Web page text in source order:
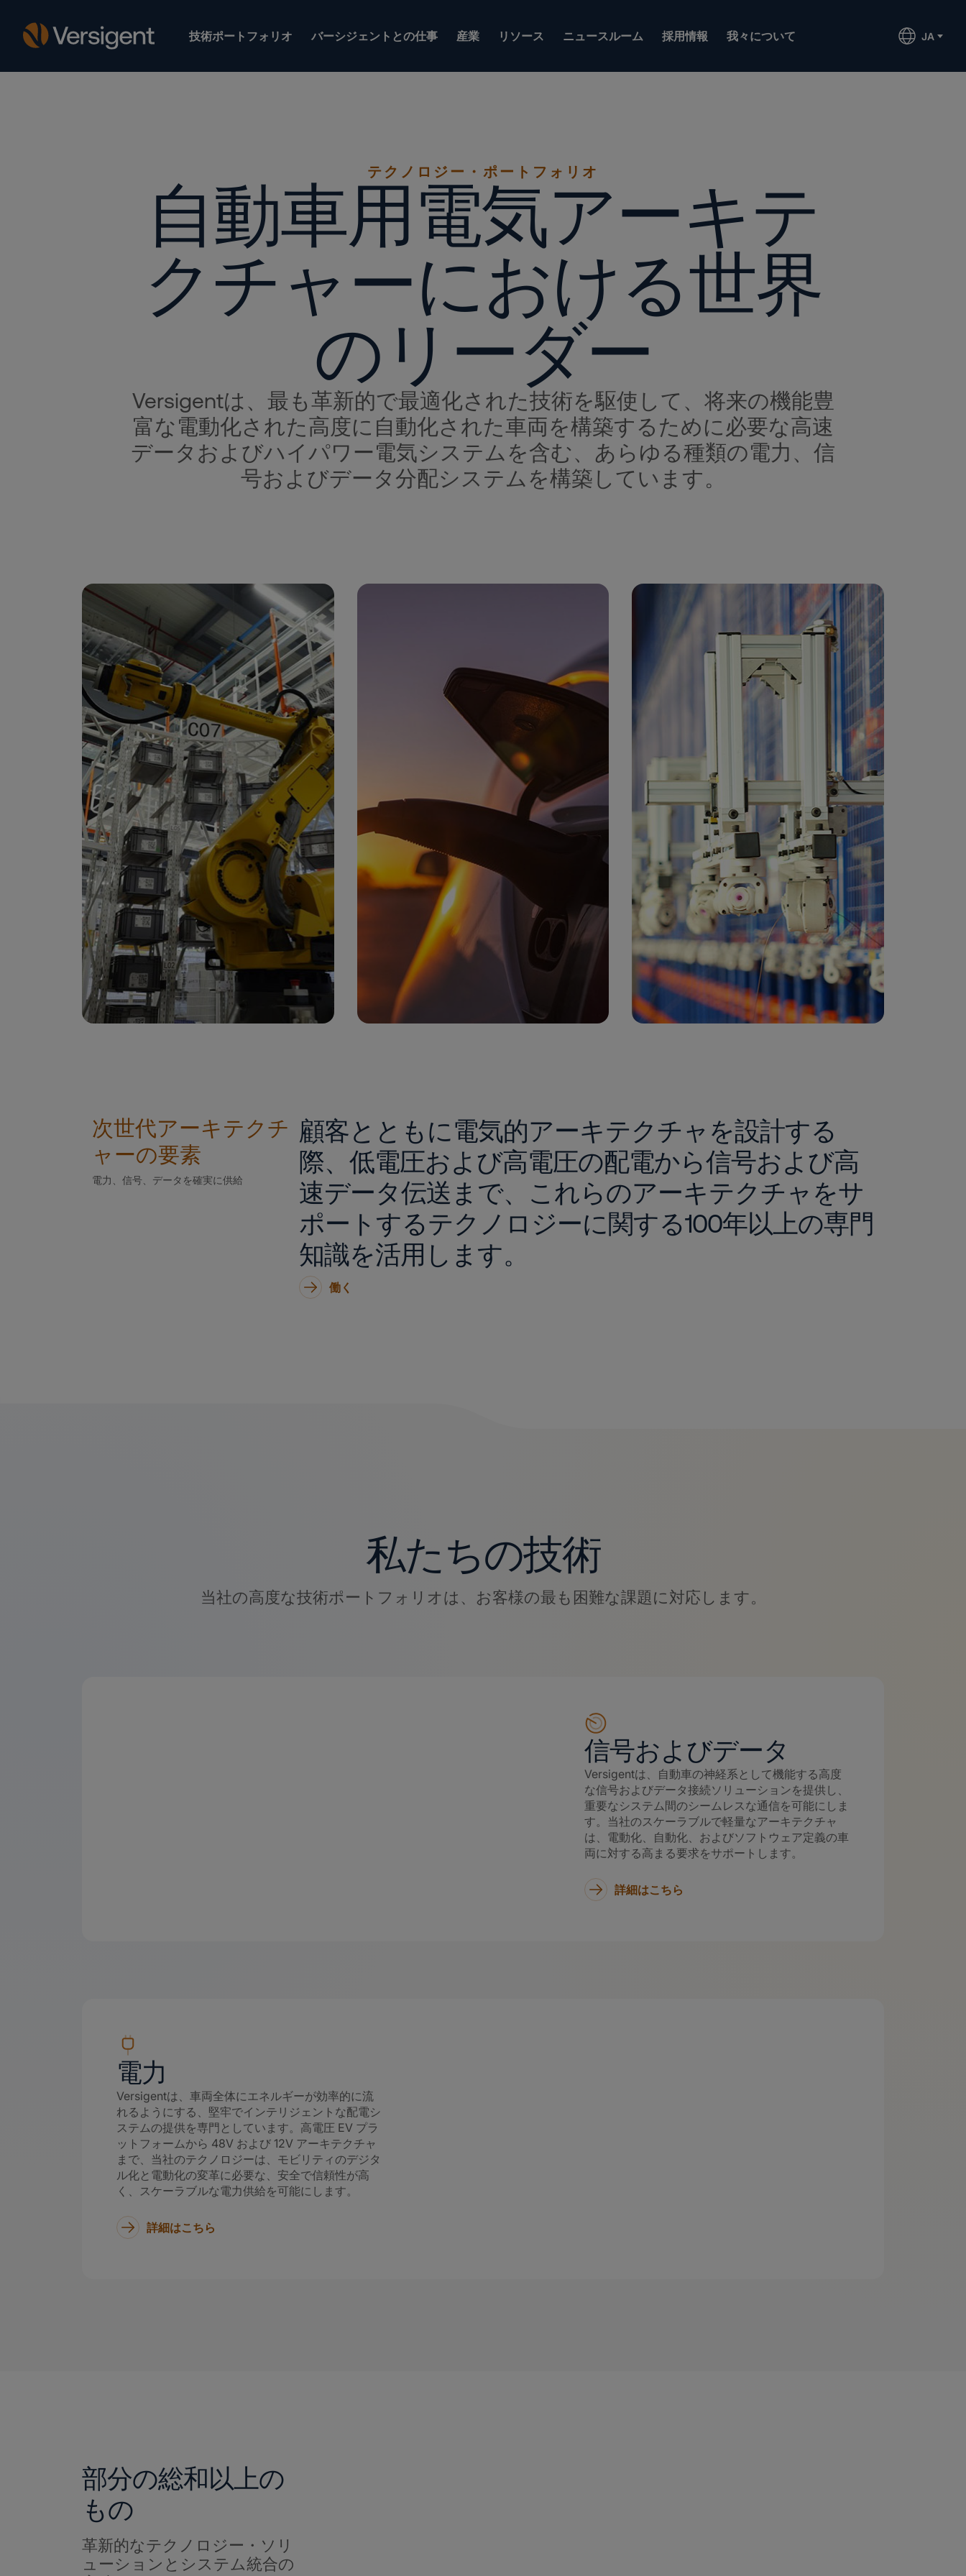
技術ポートフォリオ バーシジェントとの仕事 産業 リソース ニュースルーム 採用情報 我々について JA
テクノロジー・ポートフォリオ
自動車用電気アーキテ
クチャーにおける世界
のリーダー
Versigentは、最も革新的で最適化された技術を駆使して、将来の機能豊
富な電動化された高度に自動化された車両を構築するために必要な高速
データおよびハイパワー電気システムを含む、あらゆる種類の電力、信
号およびデータ分配システムを構築しています。
次世代アーキテクチ
ャーの要素
電力、信号、データを確実に供給
顧客とともに電気的アーキテクチャを設計する
際、低電圧および高電圧の配電から信号および高
速データ伝送まで、これらのアーキテクチャをサ
ポートするテクノロジーに関する100年以上の専門
知識を活用します。
働く
私たちの技術
当社の高度な技術ポートフォリオは、お客様の最も困難な課題に対応します。
信号およびデータ
Versigentは、自動車の神経系として機能する高度
な信号およびデータ接続ソリューションを提供し、
重要なシステム間のシームレスな通信を可能にしま
す。当社のスケーラブルで軽量なアーキテクチャ
は、電動化、自動化、およびソフトウェア定義の車
両に対する高まる要求をサポートします。
詳細はこちら
電力
Versigentは、車両全体にエネルギーが効率的に流
れるようにする、堅牢でインテリジェントな配電シ
ステムの提供を専門としています。高電圧 EV プラ
ットフォームから 48V および 12V アーキテクチャ
まで、当社のテクノロジーは、モビリティのデジタ
ル化と電動化の変革に必要な、安全で信頼性が高
く、スケーラブルな電力供給を可能にします。
詳細はこちら
部分の総和以上の
もの
革新的なテクノロジー・ソリ
ューションとシステム統合の